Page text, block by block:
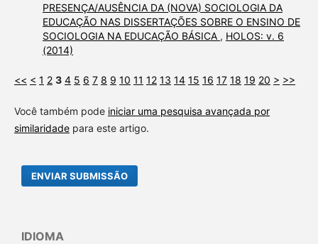
PRESENÇA/AUSÊNCIA DA (NOVA) SOCIOLOGIA DA
EDUCAÇÃO NAS DISSERTAÇÕES SOBRE O ENSINO DE
SOCIOLOGIA NA EDUCAÇÃO BÁSICA , HOLOS: v. 6
(2014)
<< < 1 2 3 4 5 6 7 8 9 10 11 12 13 14 15 16 17 18 19 20 > >>
Você também pode iniciar uma pesquisa avançada por
similaridadepara este artigo.
ENVIAR SUBMISSÃO
IDIOMA